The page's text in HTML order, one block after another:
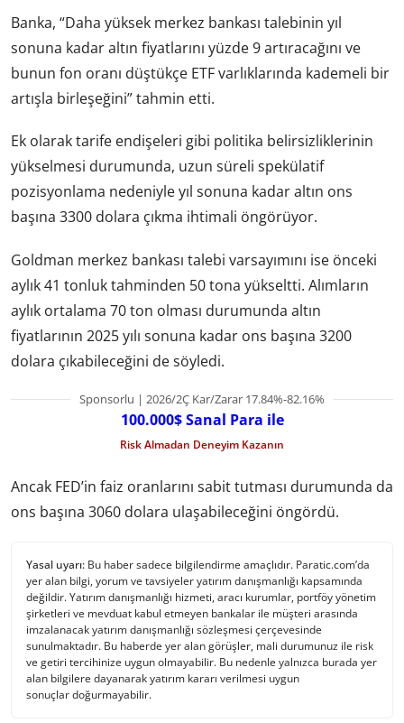
Banka, “Daha yüksek merkez bankası talebinin yıl
sonuna kadar altın fiyatlarını yüzde 9 artıracağını ve
bunun fon oranı düştükçe ETF varlıklarında kademeli bir
artışla birleşeğini” tahmin etti.
Ek olarak tarife endişeleri gibi politika belirsizliklerinin
yükselmesi durumunda, uzun süreli spekülatif
pozisyonlama nedeniyle yıl sonuna kadar altın ons
başına 3300 dolara çıkma ihtimali öngörüyor.
Goldman merkez bankası talebi varsayımını ise önceki
aylık 41 tonluk tahminden 50 tona yükseltti. Alımların
aylık ortalama 70 ton olması durumunda altın
fiyatlarının 2025 yılı sonuna kadar ons başına 3200
dolara çıkabileceğini de söyledi.
Sponsorlu | 2026/2Ç Kar/Zarar 17.84%-82.16%
100.000$ Sanal Para ile
Risk Almadan Deneyim Kazanın
Ancak FED’in faiz oranlarını sabit tutması durumunda da
ons başına 3060 dolara ulaşabileceğini öngördü.
Yasal uyarı: Bu haber sadece bilgilendirme amaçlıdır. Paratic.com’da
yer alan bilgi, yorum ve tavsiyeler yatırım danışmanlığı kapsamında
değildir. Yatırım danışmanlığı hizmeti, aracı kurumlar, portföy yönetim
şirketleri ve mevduat kabul etmeyen bankalar ile müşteri arasında
imzalanacak yatırım danışmanlığı sözleşmesi çerçevesinde
sunulmaktadır. Bu haberde yer alan görüşler, mali durumunuz ile risk
ve getiri tercihinize uygun olmayabilir. Bu nedenle yalnızca burada yer
alan bilgilere dayanarak yatırım kararı verilmesi uygun
sonuçlar doğurmayabilir.